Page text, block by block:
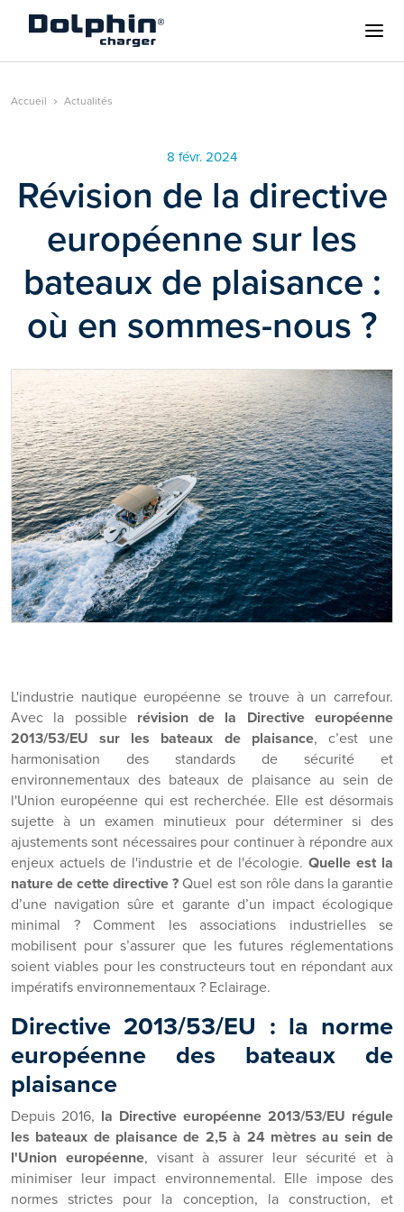
Accueil Actualités
8 févr. 2024
Révision de la directive
européenne sur les
bateaux de plaisance :
où en sommes-nous ?
L'industrie nautique européenne se trouve à un carrefour.
Avec la possible révision de la Directive européenne
2013/53/EU sur les bateaux de plaisance, c’est une
harmonisation des standards de sécurité et
environnementaux des bateaux de plaisance au sein de
l'Union européenne qui est recherchée. Elle est désormais
sujette à un examen minutieux pour déterminer si des
ajustements sont nécessaires pour continuer à répondre aux
enjeux actuels de l'industrie et de l'écologie. Quelle est la
nature de cette directive ? Quel est son rôle dans la garantie
d’une navigation sûre et garante d’un impact écologique
minimal ? Comment les associations industrielles se
mobilisent pour s’assurer que les futures réglementations
soient viables pour les constructeurs tout en répondant aux
impératifs environnementaux ? Eclairage.
Directive 2013/53/EU : la norme
européenne des bateaux de
plaisance
Depuis 2016, la Directive européenne 2013/53/EU régule
les bateaux de plaisance de 2,5 à 24 mètres au sein de
l'Union européenne, visant à assurer leur sécurité et à
minimiser leur impact environnemental. Elle impose des
normes strictes pour la conception, la construction, et